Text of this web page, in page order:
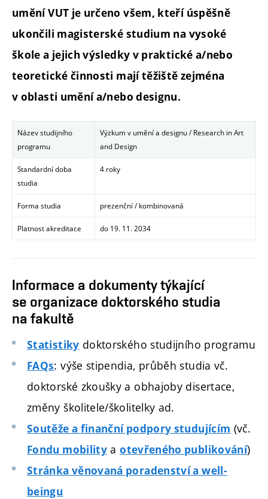
umění VUT je určeno všem, kteří úspěšně
ukončili magisterské studium na vysoké
škole a jejich výsledky v praktické a/nebo
teoretické činnosti mají těžiště zejména
v oblasti umění a/nebo designu.
Název studijního
programu
Výzkum v umění a designu / Research in Art
and Design
Standardní doba
studia
4 roky
Forma studia prezenční / kombinovaná
Platnost akreditace do 19. 11. 2034
Informace a dokumenty týkající
se organizace doktorského studia
na fakultě
Statistiky doktorského studijního programu
FAQs: výše stipendia, průběh studia vč.
doktorské zkoušky a obhajoby disertace,
změny školitele/školitelky ad.
Soutěže a finanční podpory studujícím (vč.
Fondu mobility aotevřeného publikování)
Stránka věnovaná poradenství a well-
beingu